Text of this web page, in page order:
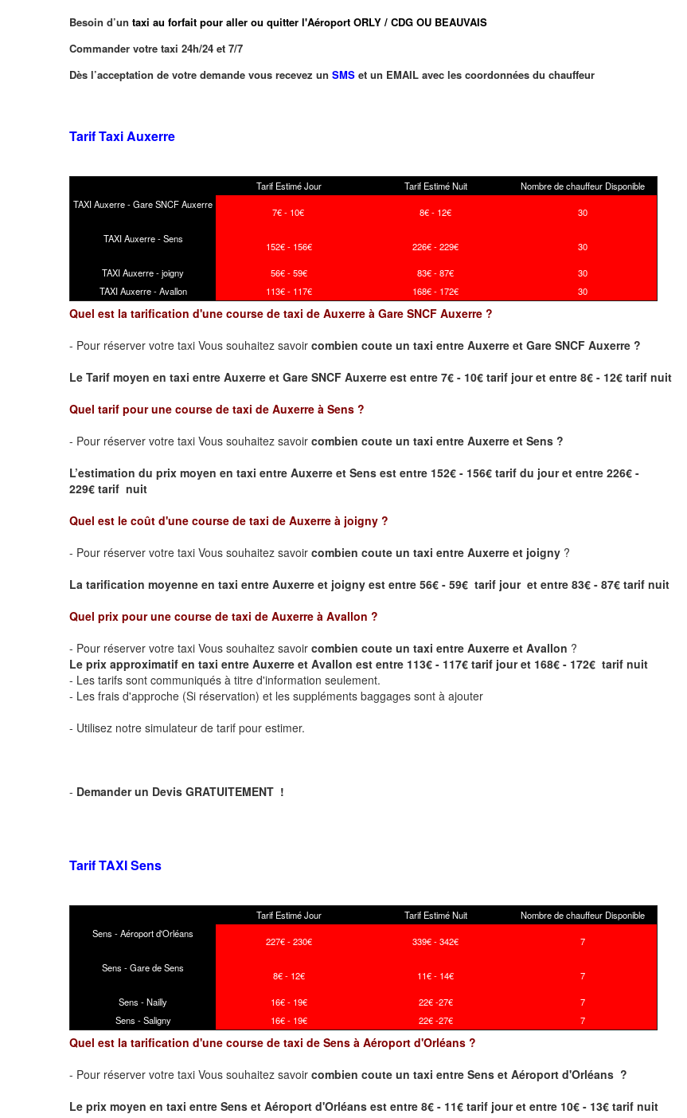
Besoin d’un taxi au forfait pour aller ou quitter l'Aéroport ORLY / CDG OU BEAUVAIS
Commander votre taxi 24h/24 et 7/7
Dès l’acceptation de votre demande vous recevez un SMS et un EMAIL avec les coordonnées du chauffeur
Tarif Taxi Auxerre
Tarif Estimé Jour Tarif Estimé Nuit
Nombre de chauffeur Disponible
TAXI Auxerre - Gare SNCF Auxerre
7€ - 10€ 8€ - 12€ 30
TAXI Auxerre - Sens
152€ - 156€ 226€ - 229€ 30
TAXI Auxerre - joigny 56€ - 59€ 83€ - 87€
30
TAXI Auxerre - Avallon
113€ - 117€ 168€ - 172€ 30
Quel est la tarification d'une course de taxi de Auxerre à Gare SNCF Auxerre ?
- Pour réserver votre taxi Vous souhaitez savoir combien coute un taxi entre Auxerre et Gare SNCF Auxerre ?
Le Tarif moyen en taxi entre Auxerre et Gare SNCF Auxerre est entre 7€ - 10€ tarif jour et entre 8€ - 12€ tarif nuit
Quel tarif pour une course de taxi de Auxerre à Sens ?
- Pour réserver votre taxi Vous souhaitez savoir combien coute un taxi entre Auxerre et Sens ?
L’estimation du prix moyen en taxi entre Auxerre et Sens est entre 152€ - 156€ tarif du jour et entre 226€ -
229€ tarif nuit
Quel est le coût d'une course de taxi de Auxerre à joigny ?
- Pour réserver votre taxi Vous souhaitez savoir combien coute un taxi entre Auxerre et joigny ?
La tarification moyenne en taxi entre Auxerre et joigny est entre 56€ - 59€ tarif jour et entre 83€ - 87€ tarif nuit
Quel prix pour une course de taxi de Auxerre à Avallon ?
- Pour réserver votre taxi Vous souhaitez savoir combien coute un taxi entre Auxerre et Avallon ?
Le prix approximatif en taxi entre Auxerre et Avallon est entre 113€ - 117€ tarif jour et 168€ - 172€ tarif nuit
- Les tarifs sont communiqués à titre d'information seulement.
- Les frais d'approche (Si réservation) et les suppléments baggages sont à ajouter
- Utilisez notre simulateur de tarif pour estimer.
- Demander un Devis GRATUITEMENT !
Tarif TAXI Sens
Tarif Estimé Jour Tarif Estimé Nuit
Nombre de chauffeur Disponible
Sens - Aéroport d'Orléans
227€ - 230€ 339€ - 342€ 7
Sens - Gare de Sens
8€ - 12€ 11€ - 14€ 7
Sens - Nailly 16€ - 19€ 22€ -27€
7
Sens - Saligny
16€ - 19€ 22€ -27€ 7
Quel est la tarification d'une course de taxi de Sens à Aéroport d'Orléans ?
- Pour réserver votre taxi Vous souhaitez savoir combien coute un taxi entre Sens et Aéroport d'Orléans ?
Le prix moyen en taxi entre Sens et Aéroport d'Orléans est entre 8€ - 11€ tarif jour et entre 10€ - 13€ tarif nuit